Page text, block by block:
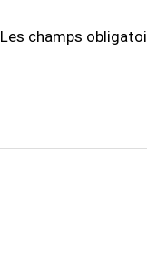
Les champs